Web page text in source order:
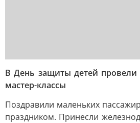
В День защиты детей провели
мастер-классы
Поздравили маленьких
праздником. Принесли